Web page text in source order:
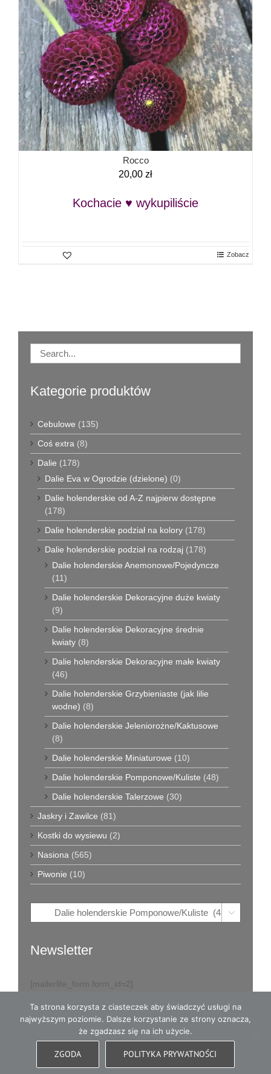
Rocco
20,00 zł
Kochacie ♥ wykupiliście
Zobacz
Kategorie produktów
Cebulowe (135)
Coś extra (8)
Dalie (178)
Dalie Eva w Ogrodzie (dzielone) (0)
Dalie holenderskie od A-Z najpierw dostępne
(178)
Dalie holenderskie podział na kolory (178)
Dalie holenderskie podział na rodzaj (178)
Dalie holenderskie Anemonowe/Pojedyncze
(11)
Dalie holenderskie Dekoracyjne duże kwiaty
(9)
Dalie holenderskie Dekoracyjne średnie
kwiaty (8)
Dalie holenderskie Dekoracyjne małe kwiaty
(46)
Dalie holenderskie Grzybieniaste (jak lilie
wodne) (8)
Dalie holenderskie Jeleniorożne/Kaktusowe
(8)
Dalie holenderskie Miniaturowe (10)
Dalie holenderskie Pomponowe/Kuliste (48)
Dalie holenderskie Talerzowe (30)
Jaskry i Zawilce (81)
Kostki do wysiewu (2)
Nasiona (565)
Piwonie (10)

Newsletter
[mailerlite_form form_id=2]
Rights Reserved
Opieka witryny: WordCare™
Ta strona korzysta z ciasteczek aby świadczyć usługi na
najwyższym poziomie. Dalsze korzystanie ze strony oznacza,
że zgadzasz się na ich użycie.
ZGODA POLITYKA PRYWATNOŚCI